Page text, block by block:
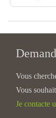
Vous
Vous
Je contacte